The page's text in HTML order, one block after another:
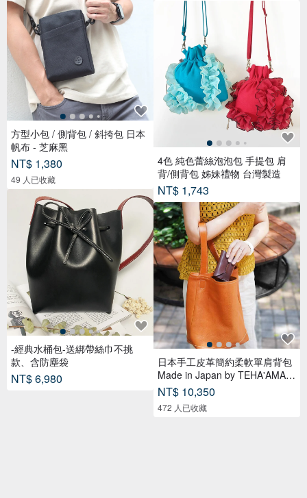
方型小包 / 側背包 / 斜挎包 日本
帆布 - 芝麻黑
NT$ 1,380
49 人已收藏
-經典水桶包-送綁帶絲巾不挑
款、含防塵袋
NT$ 6,980
4色 純色蕾絲泡泡包 手提包 肩
背/側背包 姊妹禮物 台灣製造
NT$ 1,743
日本手工皮革簡約柔軟單肩背包
Made in Japan by TEHA'AMAN
A
NT$ 10,350
472 人已收藏